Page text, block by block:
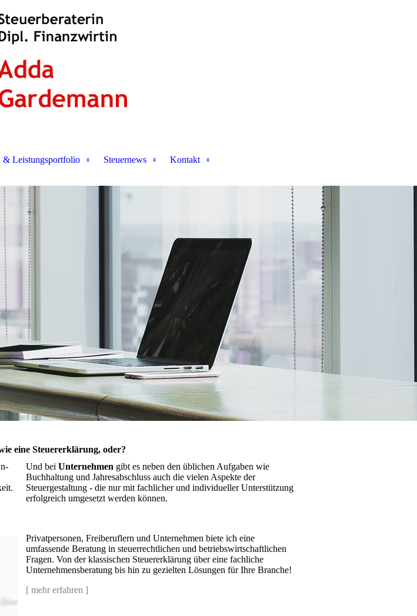
& Leistungsportfolio Steuernews Kontakt
eine Steuererklärung, oder?
Und bei Unternehmen gibt es neben den üblichen Aufgaben wie
Buchhaltung und Jahresabschluss auch die vielen Aspekte der
Steuergestaltung - die nur mit fach­licher und individueller Unter­stüt­zung
erfolgreich umgesetzt werden können.
Privatpersonen, Freiberuflern und Unternehmen biete ich eine
umfassende Beratung in steuerrechtlichen und betriebs­wirt­schaft­lichen
Fragen. Von der klassischen Steuererklärung über eine fachliche
Unternehmensberatung bis hin zu gezielten Lösungen für Ihre Branche!
[ mehr erfahren ]